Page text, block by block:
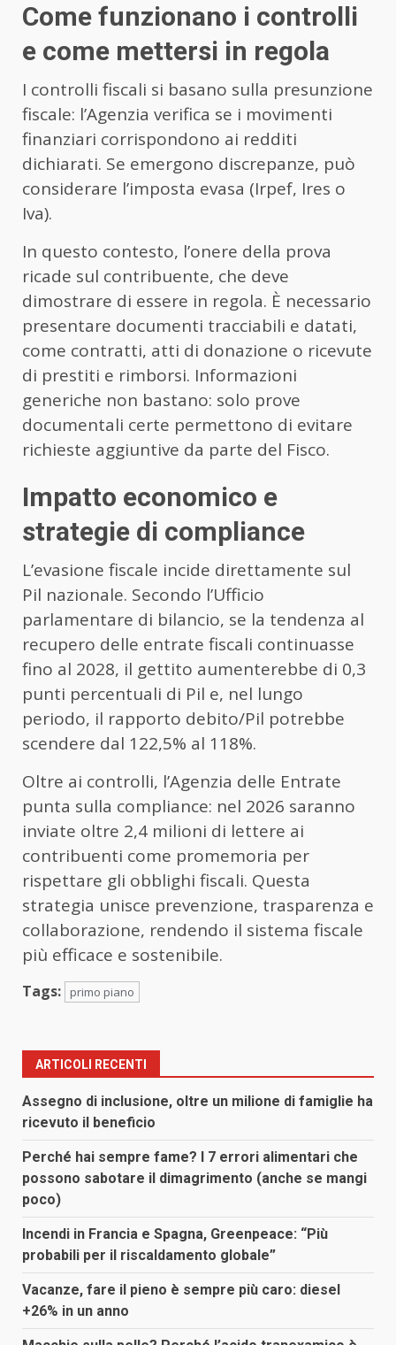
Come funzionano i controlli
e come mettersi in regola
I controlli fiscali si basano sulla presunzione
fiscale: l’Agenzia verifica se i movimenti
finanziari corrispondono ai redditi
dichiarati. Se emergono discrepanze, può
considerare l’imposta evasa (Irpef, Ires o
Iva).
In questo contesto, l’onere della prova
ricade sul contribuente, che deve
dimostrare di essere in regola. È necessario
presentare documenti tracciabili e datati,
come contratti, atti di donazione o ricevute
di prestiti e rimborsi. Informazioni
generiche non bastano: solo prove
documentali certe permettono di evitare
richieste aggiuntive da parte del Fisco.
Impatto economico e
strategie di compliance
L’evasione fiscale incide direttamente sul
Pil nazionale. Secondo l’Ufficio
parlamentare di bilancio, se la tendenza al
recupero delle entrate fiscali continuasse
fino al 2028, il gettito aumenterebbe di 0,3
punti percentuali di Pil e, nel lungo
periodo, il rapporto debito/Pil potrebbe
scendere dal 122,5% al 118%.
Oltre ai controlli, l’Agenzia delle Entrate
punta sulla compliance: nel 2026 saranno
inviate oltre 2,4 milioni di lettere ai
contribuenti come promemoria per
rispettare gli obblighi fiscali. Questa
strategia unisce prevenzione, trasparenza e
collaborazione, rendendo il sistema fiscale
più efficace e sostenibile.
Tags: primo piano
ARTICOLI RECENTI
Assegno di inclusione, oltre un milione di famiglie ha
ricevuto il beneficio
Perché hai sempre fame? I 7 errori alimentari che
possono sabotare il dimagrimento (anche se mangi
poco)
Incendi in Francia e Spagna, Greenpeace: “Più
probabili per il riscaldamento globale”
Vacanze, fare il pieno è sempre più caro: diesel
+26% in un anno